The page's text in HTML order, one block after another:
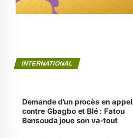
INTERNATIONAL
Demande d’un procès en appel
contre Gbagbo et Blé : Fatou
Bensouda joue son va-tout